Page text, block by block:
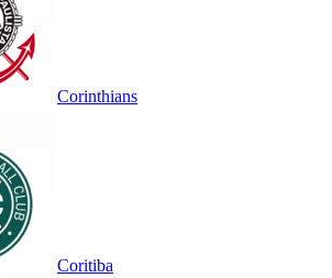
Corinthians
Coritiba